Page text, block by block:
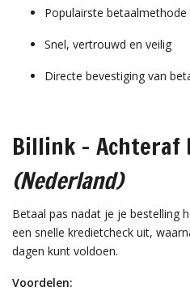
Populairste betaalmethode
Snel, vertrouwd en veilig
Directe bevestiging van
Billink – Achteraf
(Nederland)
Betaal pas nadat je je bestelling
een snelle kredietcheck uit,
dagen kunt voldoen.
Voordelen: